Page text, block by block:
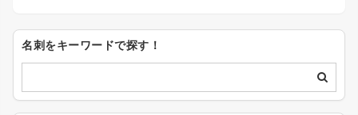
名刺をキーワードで探す！